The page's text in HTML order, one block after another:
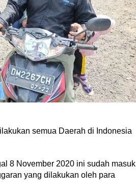
semua Daerah di Indonesia
8 November 2020 ini sudah masuk
yang dilakukan oleh para